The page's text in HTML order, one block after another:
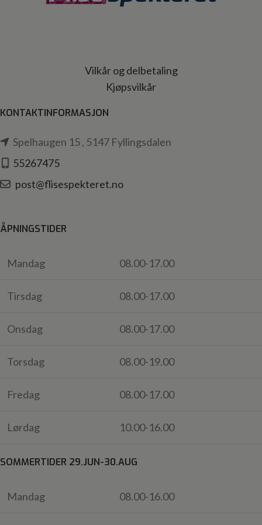
Vilkår og delbetaling
Kjøpsvilkår
KONTAKTINFORMASJON
Spelhaugen 15 , 5147 Fyllingsdalen
55267475
post@flisespekteret.no
ÅPNINGSTIDER
Mandag 08.00-17.00
Tirsdag 08.00-17.00
Onsdag 08.00-17.00
Torsdag 08.00-19.00
Fredag 08.00-17.00
Lørdag 10.00-16.00
SOMMERTIDER 29.JUN-30.AUG
Mandag 08.00-16.00